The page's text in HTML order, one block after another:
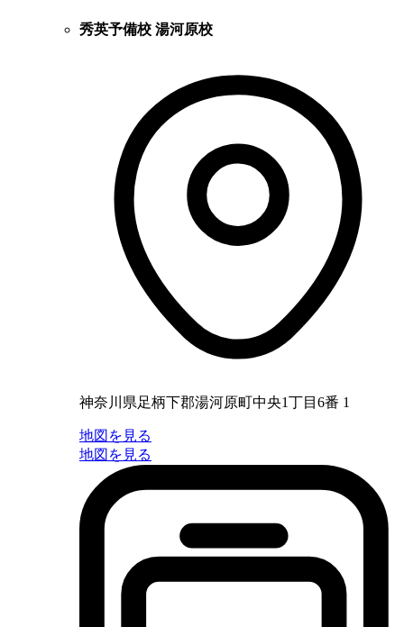
秀英予備校 湯河原校
神奈川県足柄下郡湯河原町中央1丁目6番 1
地図を見る
地図を見る